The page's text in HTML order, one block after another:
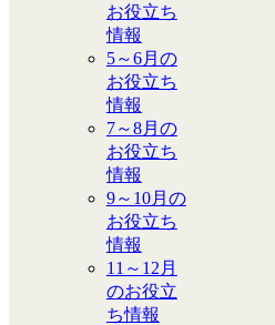
お役立ち
情報
5～6月の
お役立ち
情報
7～8月の
お役立ち
情報
9～10月の
お役立ち
情報
11～12月
のお役立
ち情報